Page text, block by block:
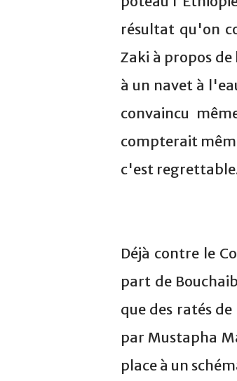
résultat qu'on
Zaki à propos
à un navet à
convaincu
compterait
c'est
Déjà contre le
part de
que des ratés
par Mustapha
place à un